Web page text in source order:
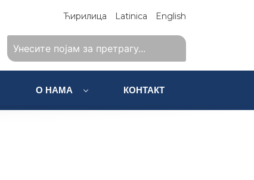
Ћирилица Latinica English
О НАМА КОНТАКТ